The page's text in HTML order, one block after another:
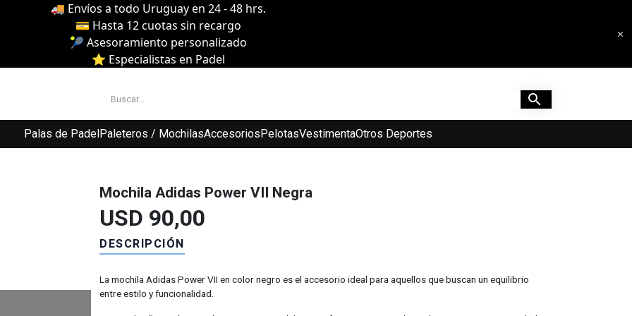
🚚 Envíos a todo Uruguay en 24 - 48 hrs.
💳 Hasta 12 cuotas sin recargo
🎾 Asesoramiento personalizado
⭐ Especialistas en Padel
Uy
Palas de PadelPaleteros / MochilasAccesoriosPelotasVestimentaOtros Deportes
Mochila Adidas Power VII Negra
USD 90,00
DESCRIPCIÓN
La mochila Adidas Power VII en color negro es el accesorio ideal para aquellos que buscan un equilibrio
entre estilo y funcionalidad.